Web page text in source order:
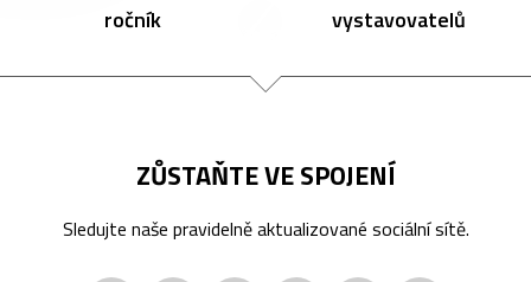
ročník vystavovatelů
ZŮSTAŇTE VE SPOJENÍ
Sledujte naše pravidelně aktualizované sociální sítě.